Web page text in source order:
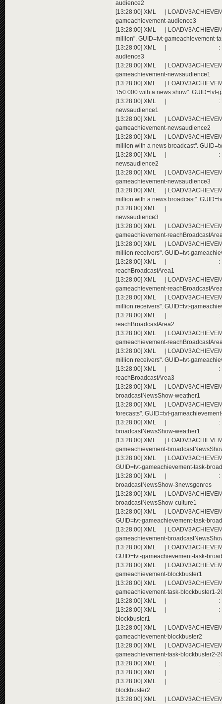
audience2
[13:28:00] XML |
gameachievement-audience3
[13:28:00] XML |
million". GUID=tvt-gameachievement-
[13:28:00] XML | : Extending
audience3
[13:28:00] XML |
gameachievement-newsaudience1
[13:28:00] XML |
150.000 with a news show".
[13:28:00] XML | : Extending
newsaudience1
[13:28:00] XML |
gameachievement-newsaudience2
[13:28:00] XML |
million with a news broadcast".
[13:28:00] XML | : Extending
newsaudience2
[13:28:00] XML |
gameachievement-newsaudience3
[13:28:00] XML |
million with a news broadcast".
[13:28:00] XML | : Extending
newsaudience3
[13:28:00] XML |
gameachievement-
[13:28:00] XML |
million receivers". GUID=tvt-
[13:28:00] XML | : Extending
reachBroadcastArea1
[13:28:00] XML |
gameachievement-
[13:28:00] XML |
million receivers". GUID=tvt-
[13:28:00] XML | : Extending
reachBroadcastArea2
[13:28:00] XML |
gameachievement-
[13:28:00] XML |
million receivers". GUID=tvt-
[13:28:00] XML | : Extending
reachBroadcastArea3
[13:28:00] XML |
broadcastNewsShow-weather1
[13:28:00] XML |
forecasts". GUID=tvt-
[13:28:00] XML | : Extending
broadcastNewsShow-weather1
[13:28:00] XML |
gameachievement-
[13:28:00] XML |
GUID=tvt-gameachievement-task-
[13:28:00] XML | : Extending
broadcastNewsShow-3newsgenres
[13:28:00] XML |
broadcastNewsShow-culture1
[13:28:00] XML |
GUID=tvt-gameachievement-task-
[13:28:00] XML |
gameachievement-
[13:28:00] XML |
GUID=tvt-gameachievement-task-
[13:28:00] XML |
gameachievement-blockbuster1
[13:28:00] XML |
gameachievement-task-blockbuster1-
[13:28:00] XML | : Extending
[13:28:00] XML | : Extending
blockbuster1
[13:28:00] XML |
gameachievement-blockbuster2
[13:28:00] XML |
gameachievement-task-blockbuster2-
[13:28:00] XML | : Extending
[13:28:00] XML | : Extending
[13:28:00] XML | : Extending
blockbuster2
[13:28:00] XML |